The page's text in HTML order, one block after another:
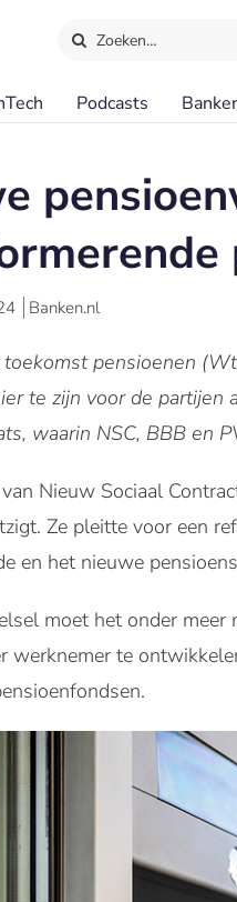
Zoeken…
Podcasts
Banken.nl
pensioenen
te zijn voor de partijen
waarin NSC, BBB en
Nieuw Sociaal
Ze pleitte voor een
en het nieuwe
moet het onder meer
werknemer te